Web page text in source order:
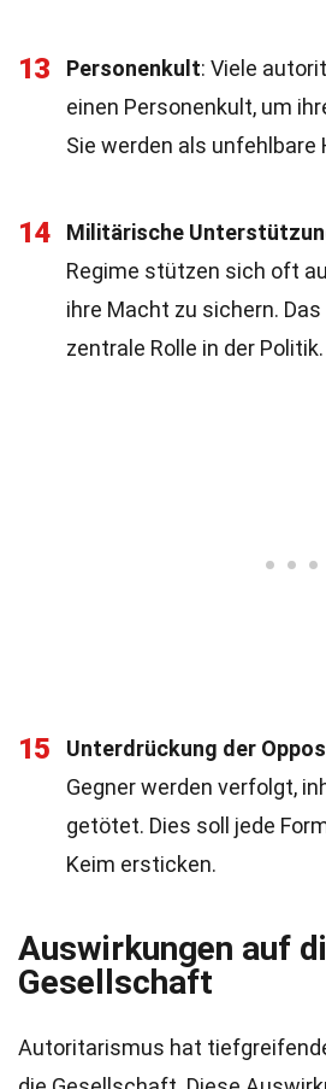
13 Personenkult: Viele
einen Personenkult, um
Sie werden als
14 Militärische
Regime stützen sich oft
ihre Macht zu sichern.
zentrale Rolle in der Politik.
15 Unterdrückung der
Gegner werden verfolgt,
getötet. Dies soll jede
Keim ersticken.
Auswirkungen auf
Gesellschaft
Autoritarismus hat